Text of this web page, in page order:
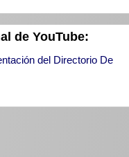
de YouTube:
del Directorio De